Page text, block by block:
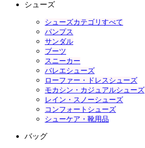
シューズ
シューズカテゴリすべて
パンプス
サンダル
ブーツ
スニーカー
バレエシューズ
ローファー・ドレスシューズ
モカシン・カジュアルシューズ
レイン・スノーシューズ
コンフォートシューズ
シューケア・靴用品
バッグ